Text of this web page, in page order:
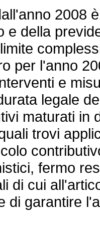
2008
e della
per l'anno
e
legale
maturati in
trovi
fermo
di cui
di garantire